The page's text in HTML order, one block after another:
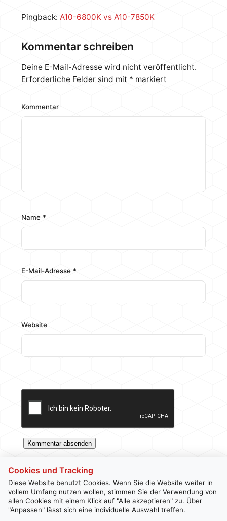
Pingback: A10-6800K vs A10-7850K
Kommentar schreiben
Deine E-Mail-Adresse wird nicht veröffentlicht.
Erforderliche Felder sind mit * markiert
Kommentar
Name *
E-Mail-Adresse *
Website
KontaktNewsletterImpressumDatenschutz
Cookies und Tracking
Diese Website benutzt Cookies. Wenn Sie die Website weiter in
vollem Umfang nutzen wollen, stimmen Sie der Verwendung von
allen Cookies mit einem Klick auf "Alle akzeptieren" zu. Über
"Anpassen" lässt sich eine individuelle Auswahl treffen.